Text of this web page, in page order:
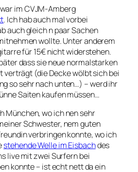
im CVJM-Amberg
. Ich hab auch mal vorbei
auch gleich n paar Sachen
wollte. Unter anderem
für 15€ nicht widerstehen.
dass sie neue normalstarken
verträgt (die Decke wölbt sich bei
so sehr nach unten…) – werd ihr
Saiten kaufen müssen…
München, wo ich nen sehr
Schwester, nem guten
verbringen konnte, wo ich
stehende Welle im Eisbachdes
live mit zwei Surfern bei
konnte – ist echt nett da ein